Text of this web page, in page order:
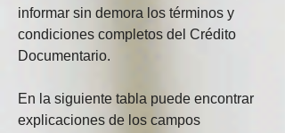
informar sin demora los términos y
condiciones completos del Crédito
Documentario.
En la siguiente tabla puede encontrar
explicaciones de los campos